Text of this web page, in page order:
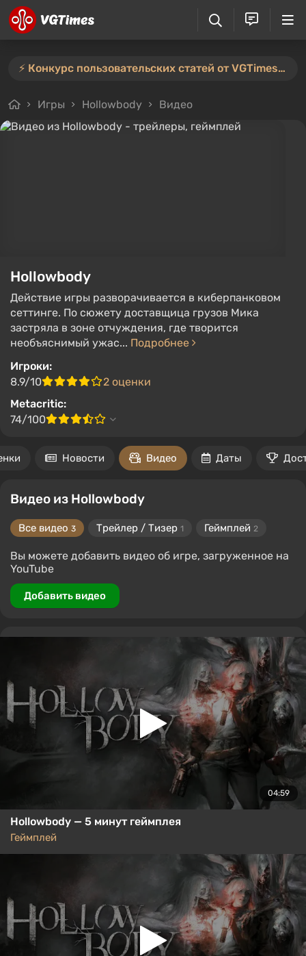
⚡️ Конкурс пользовательских статей от VGTimes продлён — участвуйте тут ⚡️
Игры Hollowbody Видео
Hollowbody
Действие игры разворачивается в киберпанковом
сеттинге. По сюжету доставщица грузов Мика
застряла в зоне отчуждения, где творится
необъяснимый ужас... Подробнее
Игроки:
8.9/10
2 оценки
Metacritic:
74/100
Новости Видео Даты
Видео из Hollowbody
Все видео 3 Трейлер / Тизер 1 Геймплей 2
Вы можете добавить видео об игре, загруженное на
YouTube
Добавить видео
04:59
Hollowbody — 5 минут геймплея
Геймплей